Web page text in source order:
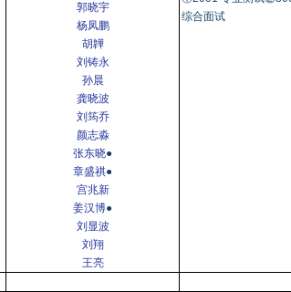
郭晓宇
杨凤鹏
胡韡
刘铸永
孙晨
龚晓波
刘筠乔
颜志淼
张东晓●
章盛祺●
宫兆新
姜汉博●
刘显波
刘翔
王亮
综合面试